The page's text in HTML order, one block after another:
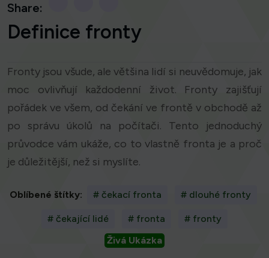
Share:
Definice fronty
Fronty jsou všude, ale většina lidí si neuvědomuje, jak
moc ovlivňují každodenní život. Fronty zajišťují
pořádek ve všem, od čekání ve frontě v obchodě až
po správu úkolů na počítači. Tento jednoduchý
průvodce vám ukáže, co to vlastně fronta je a proč
je důležitější, než si myslíte.
Oblíbené štítky: # čekací fronta # dlouhé fronty
# čekající lidé # fronta
# fronty
Živá Ukázka